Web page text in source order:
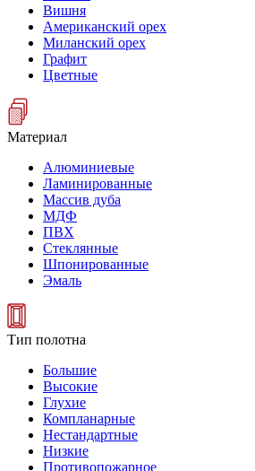
Вишня
Американский орех
Миланский орех
Графит
Цветные
Материал
Алюминиевые
Ламинированные
Массив дуба
МДФ
ПВХ
Стеклянные
Шпонированные
Эмаль
Тип полотна
Большие
Высокие
Глухие
Компланарные
Нестандартные
Низкие
Противопожарное